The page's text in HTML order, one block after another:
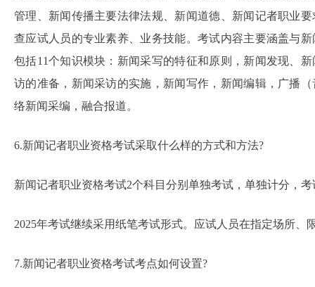
管理、新闻传播主要法律法规、新闻道德、新闻记者职业
查应试人员的专业素养、业务技能。考试内容主要涵盖与
包括11个知识模块：新闻采写的特征和原则，新闻发现、
访的准备，新闻采访的实施，新闻写作，新闻编辑，广播
络新闻采编，融合报道。
6.新闻记者职业资格考试采取什么样的方式和方法?
新闻记者职业资格考试2个科目分别单独考试，单独计分，
2025年考试继续采用纸笔考试形式。应试人员在指定场所、
7.新闻记者职业资格考试考点如何设置?